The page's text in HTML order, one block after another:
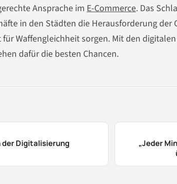
Ansprache im E-Commerce. Das
in den Städten die Herausforderung
Waffengleichheit sorgen. Mit den
dafür die besten Chancen.
der Digitalisierung
„Jeder